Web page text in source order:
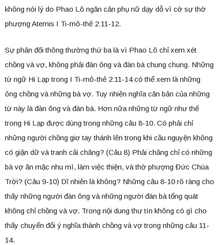
không nói lý do Phao Lô ngăn cản phụ nữ dạy dỗ vì cớ sự thờ
phượng Atemis I Ti-mô-thê 2:11-12.
Sự phản đối thông thường thứ ba là vì Phao Lô chỉ xem xét
chồng và vợ, không phải đàn ông và đàn bà chung chung. Những
từ ngữ Hi Lạp trong I Ti-mô-thê 2:11-14 có thể xem là những
ông chồng và những bà vợ. Tuy nhiên nghĩa căn bản của những
từ này là đàn ông và đàn bà. Hơn nữa những từ ngữ như thế
trong Hi Lạp được dùng trong những câu 8-10. Có phải chỉ
những người chồng giơ tay thánh lên trong khi cầu nguyện không
có giận dữ và tranh cãi chăng? (Câu 8) Phải chăng chỉ có những
bà vợ ăn mặc nhu mì, làm việc thiện, và thờ phượng Đức Chúa
Trời? (Câu 9-10) Dĩ nhiên là không? Những câu 8-10 rõ ràng cho
thấy những người đàn ông và những người đàn bà tổng quát
không chỉ chồng và vợ. Trong nội dung thư tín không có gì cho
thấy chuyển đổi ý nghĩa thành chồng và vợ trong những câu 11-
14.